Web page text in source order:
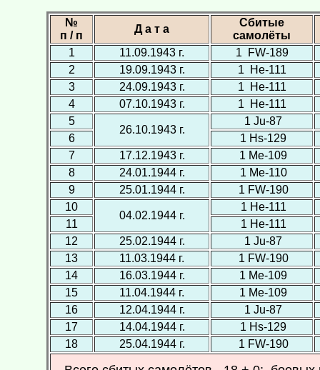
№
п / п
Д а т а
Сбитые
самолёты
1
11.09.1943 г.
1 FW-189
2
19.09.1943 г.
1 Не-111
3
24.09.1943 г.
1 Не-111
4
07.10.1943 г.
1 Не-111
5
26.10.1943 г.
1 Ju-87
6
1 Hs-129
7
17.12.1943 г.
1 Ме-109
8
24.01.1944 г.
1 Ме-110
9
25.01.1944 г.
1 FW-190
10
04.02.1944 г.
1 Не-111
11
1 Не-111
12
25.02.1944 г.
1 Ju-87
13
11.03.1944 г.
1 FW-190
14
16.03.1944 г.
1 Ме-109
15
11.04.1944 г.
1 Ме-109
16
12.04.1944 г.
1 Ju-87
17
14.04.1944 г.
1 Hs-129
18
25.04.1944 г. 1 FW-190